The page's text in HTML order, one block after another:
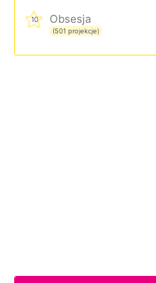
10 Obsesja
(501 projekcje)